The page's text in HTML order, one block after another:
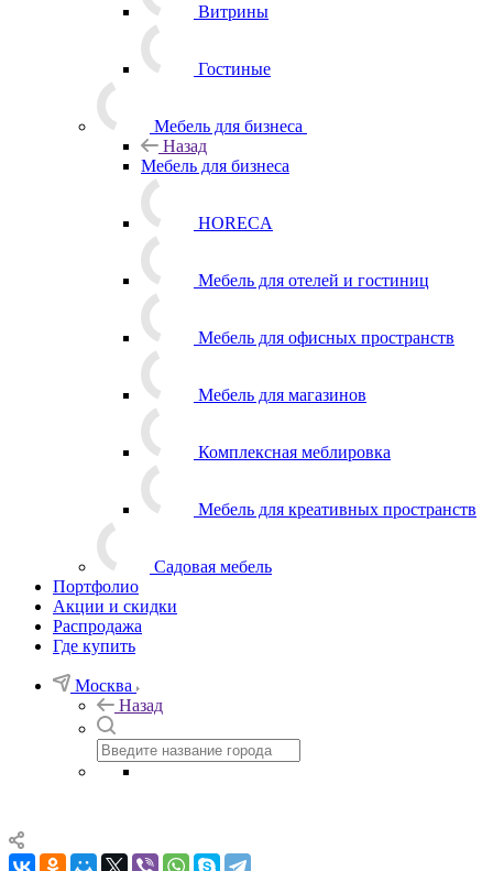
Витрины
Гостиные
Мебель для бизнеса
Назад
Мебель для бизнеса
HORECA
Мебель для отелей и гостиниц
Мебель для офисных пространств
Мебель для магазинов
Комплексная меблировка
Мебель для креативных пространств
Садовая мебель
Портфолио
Акции и скидки
Распродажа
Где купить
Москва
Назад